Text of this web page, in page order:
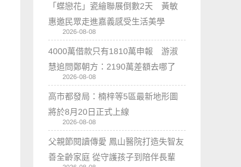
「蝶戀花」瓷繪聯展倒數2天 黃敏
惠邀民眾走進嘉義感受生活美學
2026-08-08
4000萬借款只有1810萬申報 游淑
慧追問鄭朝方：2190萬差額去哪了
2026-08-08
高市都發局：楠梓等5區最新地形圖
將於8月20日正式上線
2026-08-08
父親節閱讀傳愛 鳳山醫院打造失智友
善全齡家庭 從守護孩子到陪伴長輩